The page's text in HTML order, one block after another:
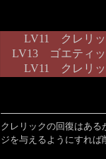
LV11 クレリ
LV13 ゴエティッ
LV11 クレリ
クレリックの回復はある
ジを与えるようにすれば